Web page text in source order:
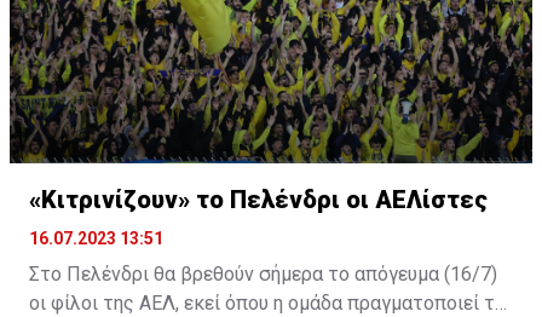
pic.twitter.com/Z0SmniQXIP
— Ben Jacobs (@JacobsBen)July 15, 2023
«Κιτρινίζουν» το Πελένδρι οι ΑΕΛίστες
16.07.2023 13:51
Στο Πελένδρι θα βρεθούν σήμερα το απόγευμα (16/7)
οι φίλοι της ΑΕΛ, εκεί όπου η ομάδα πραγματοποιεί το